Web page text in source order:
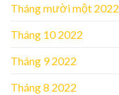
Tháng mười một 2022
Tháng 10 2022
Tháng 9 2022
Tháng 8 2022